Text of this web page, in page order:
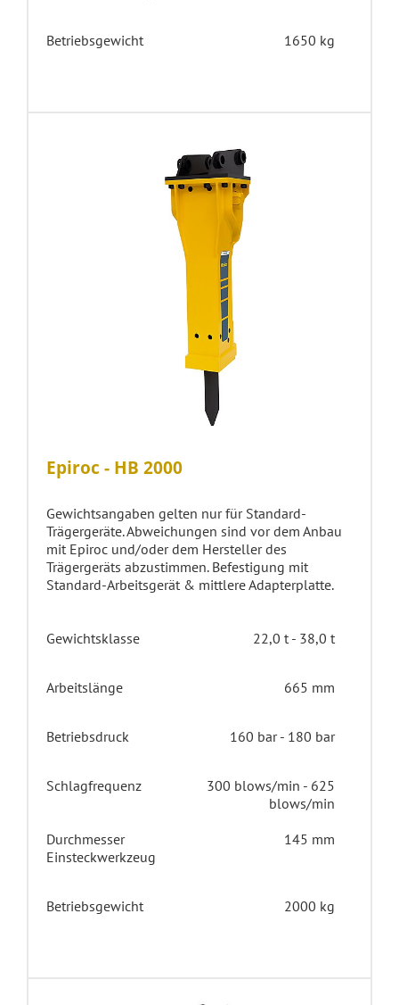
Betriebsgewicht 1650 kg
Epiroc - HB 2000
Gewichtsangaben gelten nur für Standard-
Trägergeräte. Abweichungen sind vor dem Anbau
mit Epiroc und/oder dem Hersteller des
Trägergeräts abzustimmen. Befestigung mit
Standard-Arbeitsgerät & mittlere Adapterplatte.
Gewichtsklasse 22,0 t - 38,0 t
Arbeitslänge 665 mm
Betriebsdruck 160 bar - 180 bar
Schlagfrequenz
300 blows/min - 625
blows/min
Durchmesser
Einsteckwerkzeug
145 mm
Betriebsgewicht 2000 kg